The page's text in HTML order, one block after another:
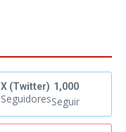
X (Twitter) 1,000
SeguidoresSeguir